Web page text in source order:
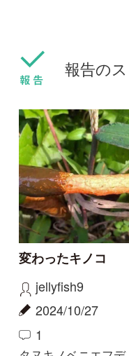
沢近くのミズナラ、ト
チなどの林下で。
kouchan
2021/09/09
0 3
シロエリカラカサタケ